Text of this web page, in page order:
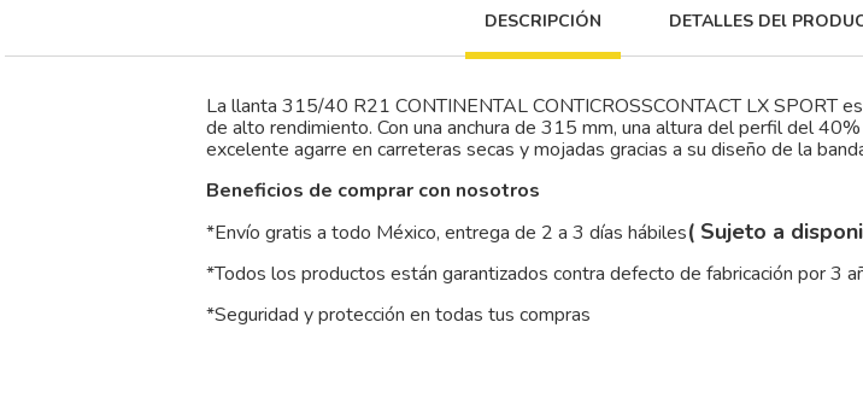
DESCRIPCIÓN DETALLES DEl
La llanta 315/40 R21 CONTINENTAL CONTICROSSCONTACT LX SPORT
de alto rendimiento. Con una anchura de 315 mm, una altura del perfil del
excelente agarre en carreteras secas y mojadas gracias a su diseño de la
Beneficios de comprar con nosotros
*Envío gratis a todo México, entrega de 2 a 3 días hábiles( Sujeto a
*Todos los productos están garantizados contra defecto de fabricación por 3
*Seguridad y protección en todas tus compras